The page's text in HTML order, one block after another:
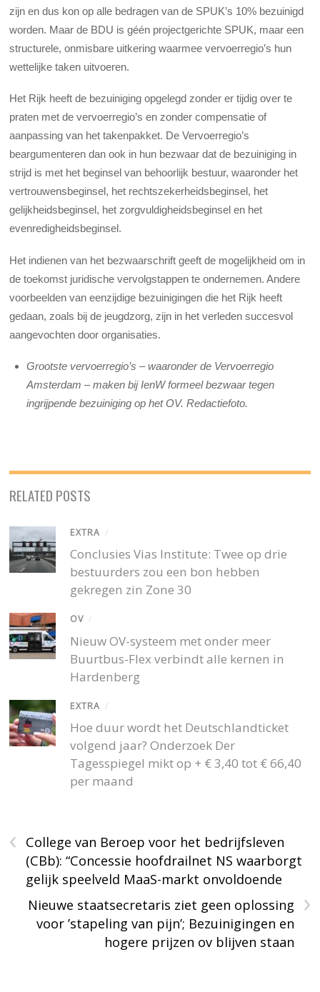
zijn en dus kon op alle bedragen van de SPUK’s 10% bezuinigd
worden. Maar de BDU is géén projectgerichte SPUK, maar een
structurele, onmisbare uitkering waarmee vervoerregio’s hun
wettelijke taken uitvoeren.
Het Rijk heeft de bezuiniging opgelegd zonder er tijdig over te
praten met de vervoerregio’s en zonder compensatie of
aanpassing van het takenpakket. De Vervoerregio’s
beargumenteren dan ook in hun bezwaar dat de bezuiniging in
strijd is met het beginsel van behoorlijk bestuur, waaronder het
vertrouwensbeginsel, het rechtszekerheidsbeginsel, het
gelijkheidsbeginsel, het zorgvuldigheidsbeginsel en het
evenredigheidsbeginsel.
Het indienen van het bezwaarschrift geeft de mogelijkheid om in
de toekomst juridische vervolgstappen te ondernemen. Andere
voorbeelden van eenzijdige bezuinigingen die het Rijk heeft
gedaan, zoals bij de jeugdzorg, zijn in het verleden succesvol
aangevochten door organisaties.
Grootste vervoerregio’s – waaronder de Vervoerregio
Amsterdam – maken bij IenW formeel bezwaar tegen
ingrijpende bezuiniging op het OV. Redactiefoto.
RELATED POSTS
EXTRA /
Conclusies Vias Institute: Twee op drie
bestuurders zou een bon hebben
gekregen zin Zone 30
OV /
Nieuw OV-systeem met onder meer
Buurtbus-Flex verbindt alle kernen in
Hardenberg
EXTRA /
Hoe duur wordt het Deutschlandticket
volgend jaar? Onderzoek Der
Tagesspiegel mikt op + € 3,40 tot € 66,40
per maand
‹
College van Beroep voor het bedrijfsleven
(CBb): “Concessie hoofdrailnet NS waarborgt
gelijk speelveld MaaS-markt onvoldoende
›
Nieuwe staatsecretaris ziet geen oplossing
voor ’stapeling van pijn’; Bezuinigingen en
hogere prijzen ov blijven staan